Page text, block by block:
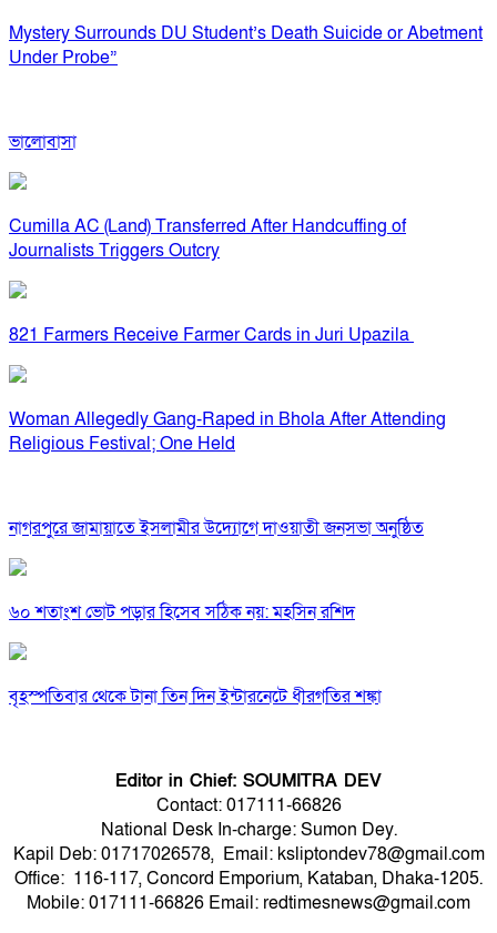
Mystery Surrounds DU Student’s Death Suicide or Abetment
Under Probe”
ভালোবাসা
Cumilla AC (Land) Transferred After Handcuffing of
Journalists Triggers Outcry
821 Farmers Receive Farmer Cards in Juri Upazila
Woman Allegedly Gang-Raped in Bhola After Attending
Religious Festival; One Held
নাগরপুরে জামায়াতে ইসলামীর উদ্যোগে দাওয়াতী জনসভা অনুষ্ঠিত
৬০ শতাংশ ভোট পড়ার হিসেব সঠিক নয়: মহসিন রশিদ
বৃহস্পতিবার থেকে টানা তিন দিন ইন্টারনেটে ধীরগতির শঙ্কা
Editor in Chief: SOUMITRA DEV
Contact: 017111-66826
National Desk In-charge: Sumon Dey.
Kapil Deb: 01717026578, Email: ksliptondev78@gmail.com
Office: 116-117, Concord Emporium, Kataban, Dhaka-1205.
Mobile: 017111-66826 Email: redtimesnews@gmail.com